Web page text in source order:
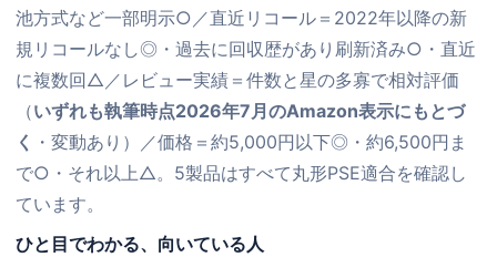
池方式など一部明示○／直近リコール＝2022年以降の新
規リコールなし◎・過去に回収歴があり刷新済み○・直近
に複数回△／レビュー実績＝件数と星の多寡で相対評価
（いずれも執筆時点2026年7月のAmazon表示にもとづ
く ・変動あり）／価格＝約5,000円以下◎・約6,500円ま
で○・それ以上△。5製品はすべて丸形PSE適合を確認し
ています。
ひと目でわかる、向いている人